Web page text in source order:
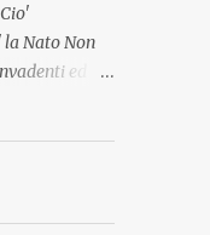
la Nato Non
ed
spazio
chiamato